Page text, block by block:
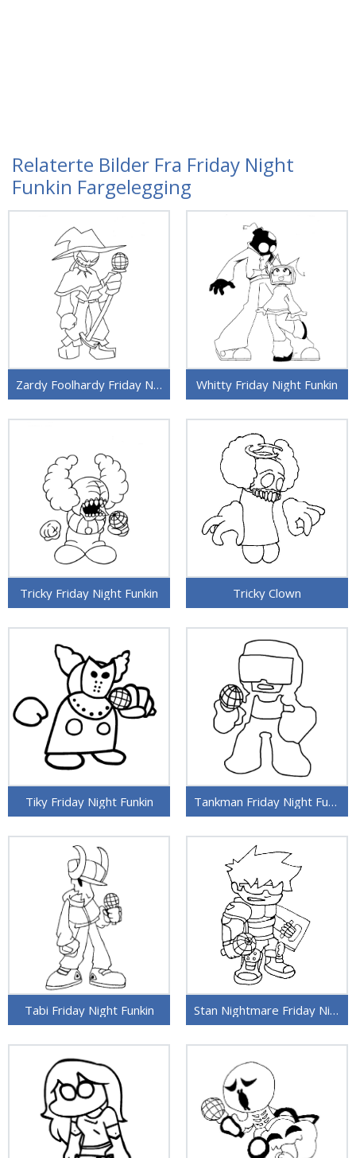
Relaterte Bilder Fra Friday Night
Funkin Fargelegging
Zardy Foolhardy Friday Night Funkin Whitty Friday Night Funkin
Tricky Friday Night Funkin Tricky Clown
Tiky Friday Night Funkin Tankman Friday Night Funkin
Tabi Friday Night Funkin Stan Nightmare Friday Night Funkin